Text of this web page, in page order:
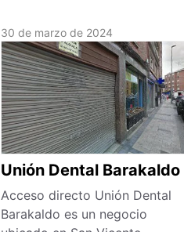
30 de marzo de 2024
Unión Dental Barakaldo
Acceso directo Unión Dental
Barakaldo es un negocio